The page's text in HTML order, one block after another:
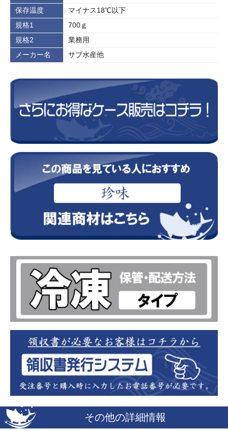
保存温度
マイナス18℃以下
規格1
700ｇ
規格2
業務用
メーカー名
サブ水産他
その他の詳細情報